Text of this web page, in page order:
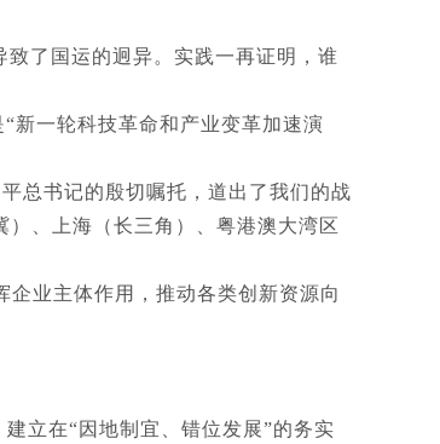
了国运的迥异。实践一再证明，谁
新一轮科技革命和产业变革加速演
总书记的殷切嘱托，道出了我们的战
、上海（长三角）、粤港澳大湾区
企业主体作用，推动各类创新资源向
立在“因地制宜、错位发展”的务实